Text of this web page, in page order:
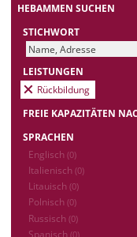
HEBAMMEN SUCHEN
STICHWORT
LEISTUNGEN
Rückbildung
FREIE KAPAZITÄTEN
SPRACHEN
Englisch (0)
Italienisch (0)
Litauisch (0)
Polnisch (0)
Russisch (0)
Spanisch (0)